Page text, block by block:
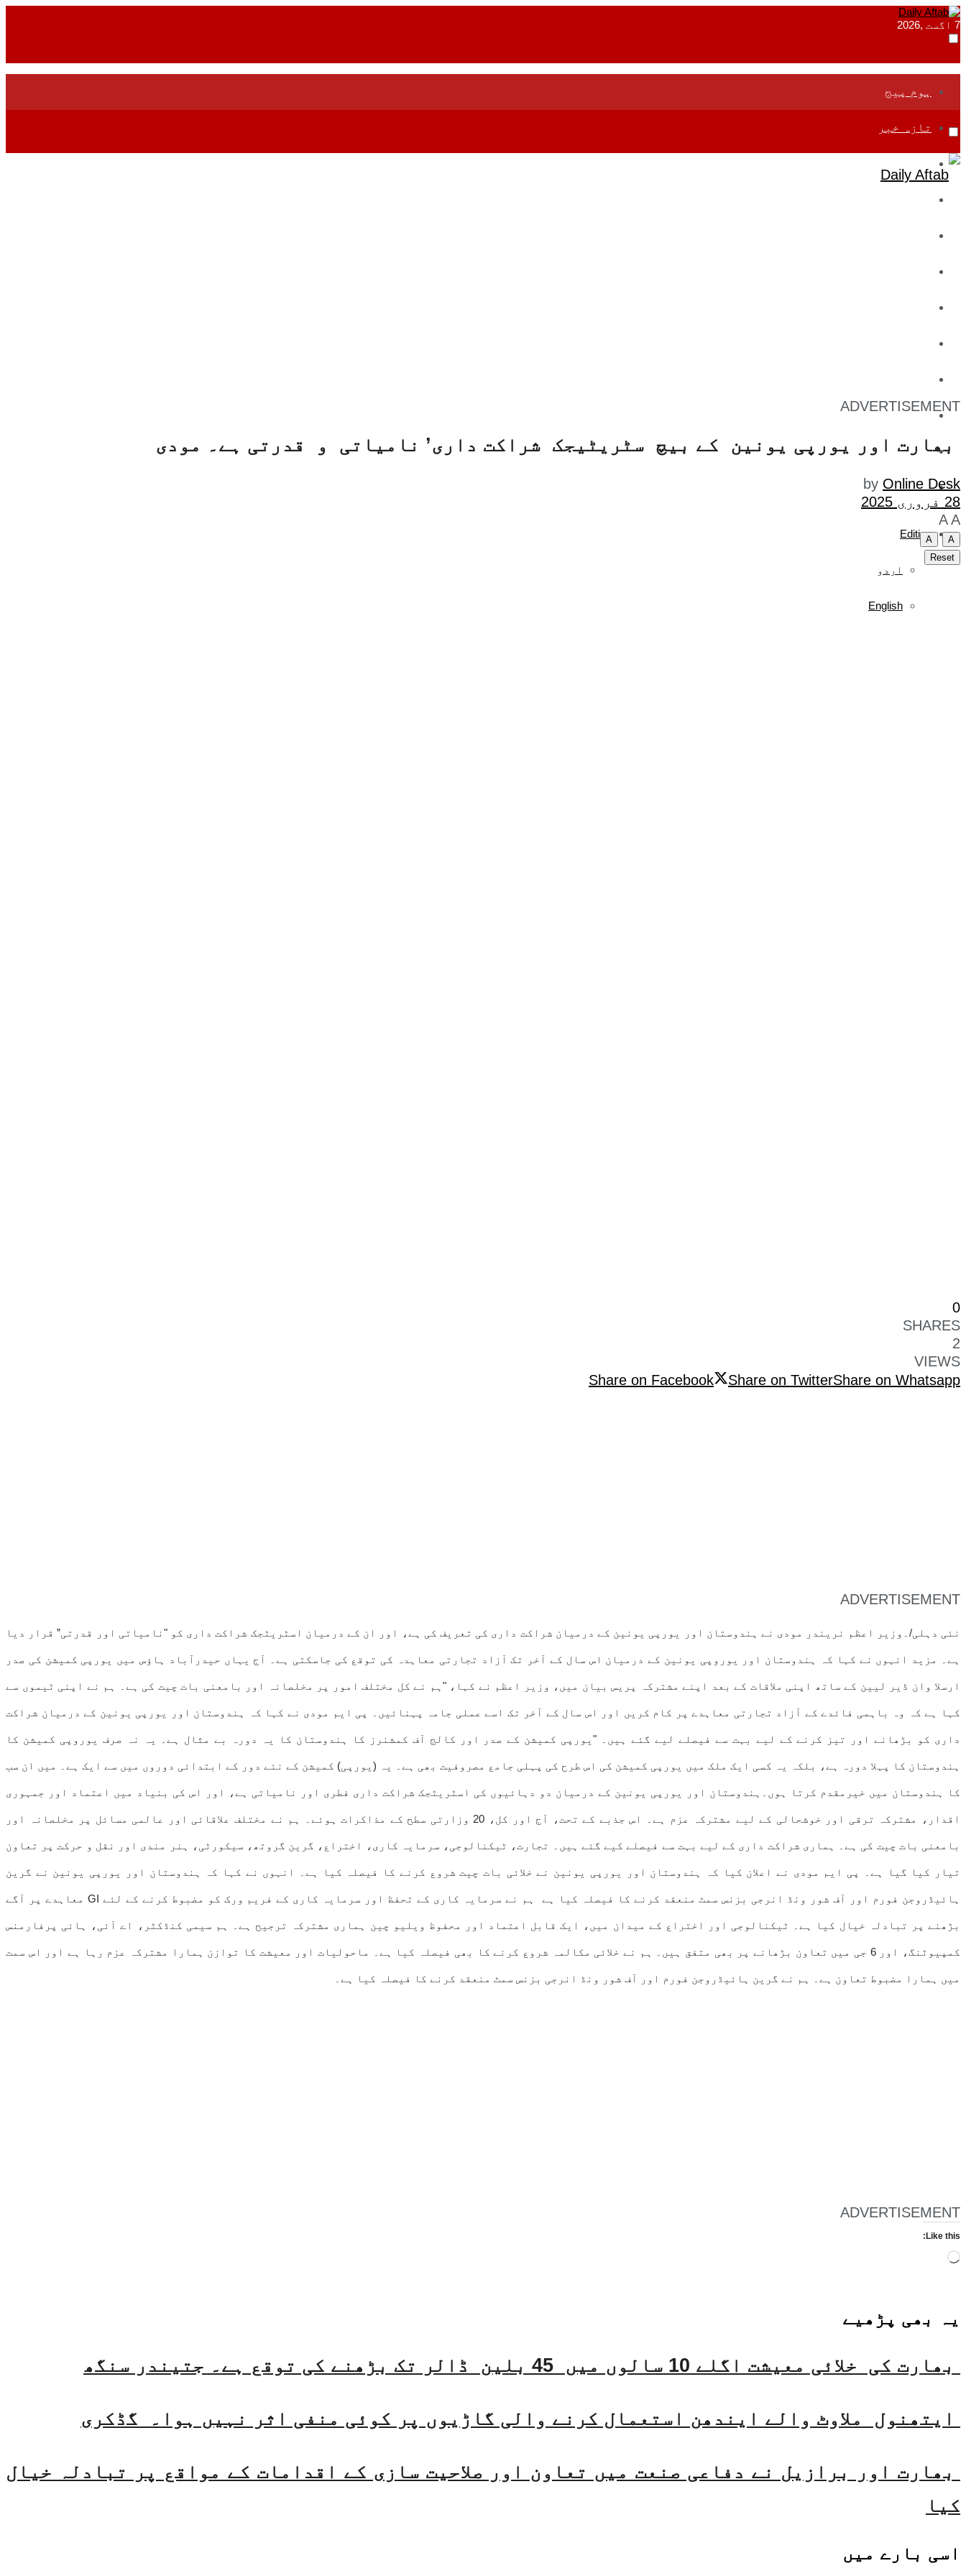
7 اگست ,2026
ہوم پیج
تازہ خبر
تفریح
صحت
آج کا اخبار
Edition
اردو
English
ADVERTISEMENT
بھارت اور یورپی یونین کے بیچ سٹریٹیجک شراکت داری’ نامیاتی و قدرتی ہے۔ مودی
by Online Desk
28 فروری 2025
A A
A
A
Reset
0
SHARES
2
VIEWS
Share on Facebook
Share on TwitterShare on Whatsapp
ADVERTISEMENT
نئی دہلی/۔وزیر اعظم نریندر مودی نے ہندوستان اور یورپی یونین کے درمیان شراکت داری کی تعریف کی ہے، اور ان کے درمیان اسٹریٹجک شراکت داری کو "نامیاتی اور قدرتی” قرار دیا
ہے۔ مزید انہوں نے کہا کہ ہندوستان اور یوروپی یونین کے درمیان اس سال کے آخر تک آزاد تجارتی معاہدہ کی توقع کی جاسکتی ہے۔ آج یہاں حیدرآباد ہاؤس میں یورپی کمیشن کی صدر
ارسلا وان ڈیر لیین کے ساتھ اپنی ملاقات کے بعد اپنے مشترکہ پریس بیان میں، وزیر اعظم نے کہا، "ہم نے کل مختلف امور پر مخلصانہ اور بامعنی بات چیت کی ہے۔ ہم نے اپنی ٹیموں سے
کہا ہے کہ وہ باہمی فائدے کے آزاد تجارتی معاہدے پر کام کریں اور اس سال کے آخر تک اسے عملی جامہ پہنائیں۔ پی ایم مودی نے کہا کہ ہندوستان اور یورپی یونین کے درمیان شراکت
داری کو بڑھانے اور تیز کرنے کے لیے بہت سے فیصلے لیے گئے ہیں۔ "یورپی کمیشن کے صدر اور کالج آف کمشنرز کا ہندوستان کا یہ دورہ بے مثال ہے۔ یہ نہ صرف یوروپی کمیشن کا
ہندوستان کا پہلا دورہ ہے، بلکہ یہ کسی ایک ملک میں یورپی کمیشن کی اس طرح کی پہلی جامع مصروفیت بھی ہے۔ یہ (یورپی) کمیشن کے نئے دور کے ابتدائی دوروں میں سے ایک ہے۔ میں ان سب
کا ہندوستان میں خیرمقدم کرتا ہوں۔ہندوستان اور یورپی یونین کے درمیان دو دہائیوں کی اسٹریٹجک شراکت داری فطری اور نامیاتی ہے، اور اس کی بنیاد میں اعتماد اور جمہوری
اقدار، مشترکہ ترقی اور خوشحالی کے لیے مشترکہ عزم ہے۔ اس جذبے کے تحت، آج اور کل، 20 وزارتی سطح کے مذاکرات ہوئے۔ ہم نے مختلف علاقائی اور عالمی مسائل پر مخلصانہ اور
بامعنی بات چیت کی ہے۔ ہماری شراکت داری کے لیے بہت سے فیصلے کیے گئے ہیں۔ تجارت، ٹیکنالوجی، سرمایہ کاری، اختراع، گرین گروتھ، سیکورٹی، ہنر مندی اور نقل و حرکت پر تعاون
تیار کیا گیا ہے۔ پی ایم مودی نے اعلان کیا کہ ہندوستان اور یورپی یونین نے خلائی بات چیت شروع کرنے کا فیصلہ کیا ہے۔ انہوں نے کہا کہ ہندوستان اور یورپی یونین نے گرین
ہائیڈروجن فورم اور آف شور ونڈ انرجی بزنس سمٹ منعقد کرنے کا فیصلہ کیا ہے ہم نے سرمایہ کاری کے تحفظ اور سرمایہ کاری کے فریم ورک کو مضبوط کرنے کے لئے GI معاہدے پر آگے
بڑھنے پر تبادلہ خیال کیا ہے۔ ٹیکنالوجی اور اختراع کے میدان میں، ایک قابل اعتماد اور محفوظ ویلیو چین ہماری مشترکہ ترجیح ہے۔ ہم سیمی کنڈکٹر، اے آئی، ہائی پرفارمنس
کمپیوٹنگ، اور 6 جی میں تعاون بڑھانے پر بھی متفق ہیں۔ ہم نے خلائی مکالمہ شروع کرنے کا بھی فیصلہ کیا ہے۔ ماحولیات اور معیشت کا توازن ہمارا مشترکہ عزم رہا ہے اور اس سمت
میں ہمارا مضبوط تعاون ہے۔ ہم نے گرین ہائیڈروجن فورم اور آف شور ونڈ انرجی بزنس سمٹ منعقد کرنے کا فیصلہ کیا ہے۔
ADVERTISEMENT
Like this:
Loading…
یہ بھی پڑھیے
بھارت کی خلائی معیشت اگلے 10 سالوں میں 45 بلین ڈالر تک بڑھنے کی توقع ہے۔ جتیندر سنگھ
ایتھنول ملاوٹ والے ایندھن استعمال کرنے والی گاڑیوں پر کوئی منفی اثر نہیں ہوا۔ گڈکری
بھارت اور برازیل نے دفاعی صنعت میں تعاون اور صلاحیت سازی کے اقدامات کے مواقع پر تبادلہ خیال
کیا
اسی بارے میں